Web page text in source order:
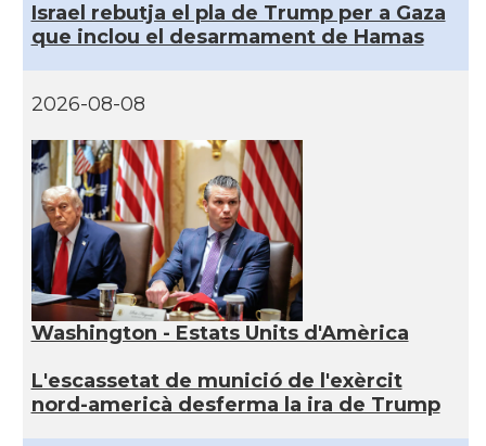
Israel rebutja el pla de Trump per a Gaza
que inclou el desarmament de Hamas
2026-08-08
Washington - Estats Units d'Amèrica
L'escassetat de munició de l'exèrcit
nord-americà desferma la ira de Trump